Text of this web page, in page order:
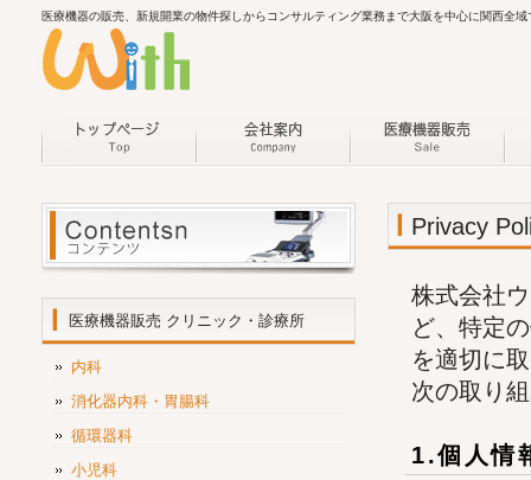
医療機器の販売、新規開業の物件探しからコンサルティング業務まで大阪を中心に関西全域
Privacy
株式会社
ど、特定
を適切に
次の取り
1.個人情
医療機器販売 クリニック・診療所
内科
消化器内科・胃腸科
循環器科
小児科